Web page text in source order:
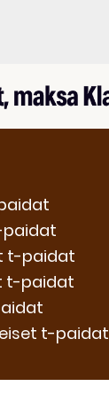
paidat
t-paidat
t-paidat
t-paidat